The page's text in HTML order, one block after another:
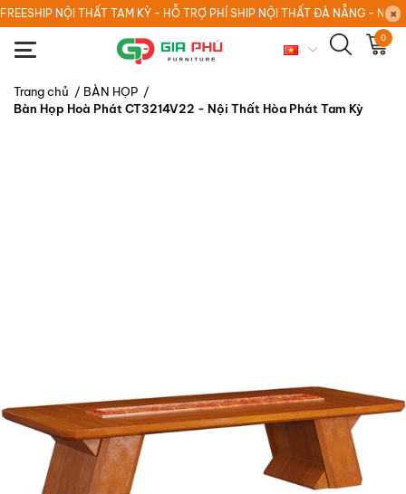
FREESHIP NỘI THẤT TAM KỲ - HỖ TRỢ PHÍ SHIP NỘI THẤT ĐÀ NẴNG - NỘI
0
Trang chủ / BÀN HỌP /
Bàn Họp Hoà Phát CT3214V22 - Nội Thất Hòa Phát Tam Kỳ